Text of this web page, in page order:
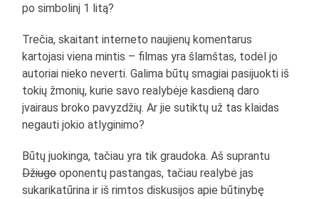
po simbolinį 1 litą?
Trečia, skaitant interneto naujienų komentarus
kartojasi viena mintis – filmas yra šlamštas, todėl jo
autoriai nieko neverti. Galima būtų smagiai pasijuokti iš
tokių žmonių, kurie savo realybėje kasdieną daro
įvairaus broko pavyzdžių. Ar jie sutiktų už tas klaidas
negauti jokio atlyginimo?
Būtų juokinga, tačiau yra tik graudoka. Aš suprantu
Džiugooponentų pastangas, tačiau realybė jas
sukarikatūrina ir iš rimtos diskusijos apie būtinybę